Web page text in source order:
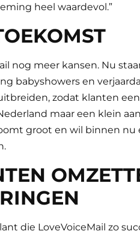
heel waardevol.”
nog meer kansen. Nu
babyshowers en
zodat klanten
maar een klein
groot en wil binnen nu
die LoveVoiceMail zo